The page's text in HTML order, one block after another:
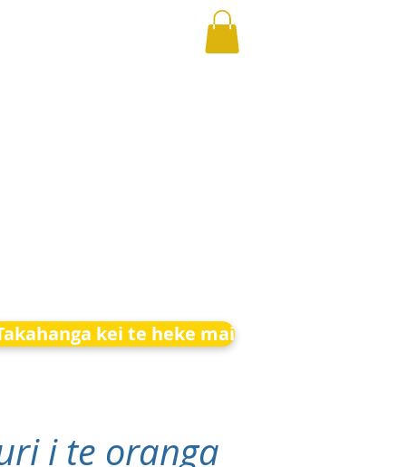
kei te heke mai
i te oranga